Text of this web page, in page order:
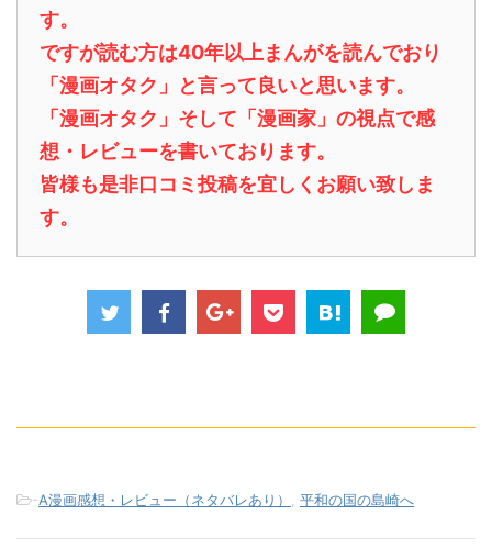
す。
ですが読む方は40年以上まんがを読んでおり
「漫画オタク」と言って良いと思います。
「漫画オタク」そして「漫画家」の視点で感
想・レビューを書いております。
皆様も是非口コミ投稿を宜しくお願い致しま
す。
-A漫画感想・レビュー（ネタバレあり） 平和の国の島崎へ